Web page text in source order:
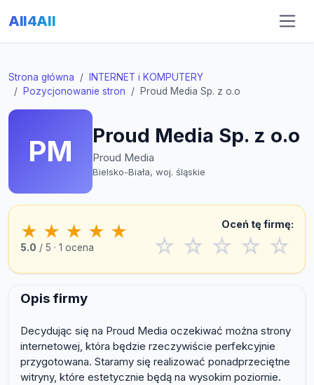
All4All
Strona główna
INTERNET i KOMPUTERY
Pozycjonowanie stron
Proud Media Sp. z o.o
PM Proud Media Sp. z o.o
Proud Media
Bielsko-Biała, woj. śląskie
★ ★ ★ ★ ★
5.0 / 5 · 1 ocena
Oceń tę firmę:
☆ ☆ ☆ ☆ ☆
Opis firmy
Decydując się na Proud Media oczekiwać można strony
internetowej, która będzie rzeczywiście perfekcyjnie
przygotowana. Staramy się realizować ponadprzeciętne
witryny, które estetycznie będą na wysokim poziomie.